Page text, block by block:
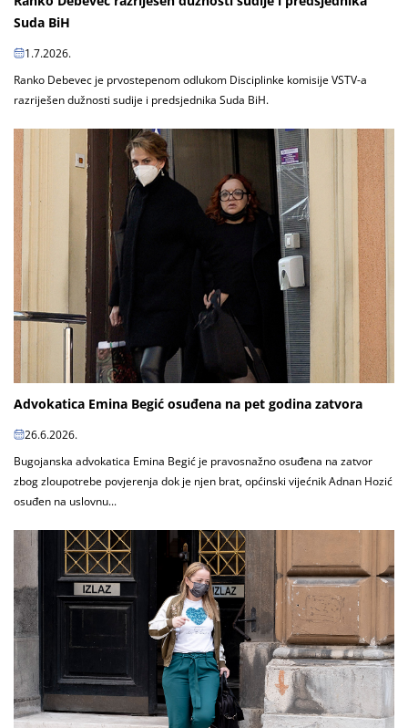
Suda BiH
1.7.2026.
Ranko Debevec je prvostepenom odlukom Disciplinke komisije VSTV-a
razriješen dužnosti sudije i predsjednika Suda BiH.
Advokatica Emina Begić osuđena na pet godina zatvora
26.6.2026.
Bugojanska advokatica Emina Begić je pravosnažno osuđena na zatvor
zbog zloupotrebe povjerenja dok je njen brat, općinski vijećnik Adnan Hozić
osuđen na uslovnu...